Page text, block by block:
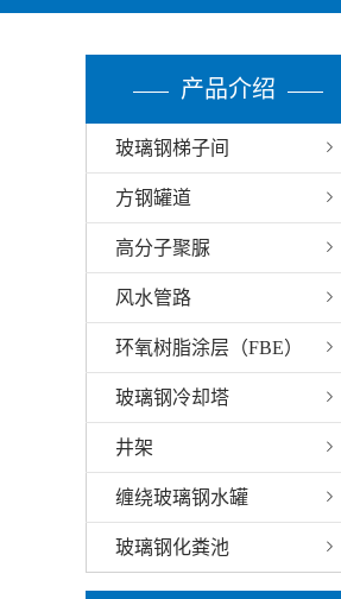
产品介绍
玻璃钢梯子间
方钢罐道
高分子聚脲
风水管路
环氧树脂涂层（FBE）
玻璃钢冷却塔
井架
缠绕玻璃钢水罐
玻璃钢化粪池